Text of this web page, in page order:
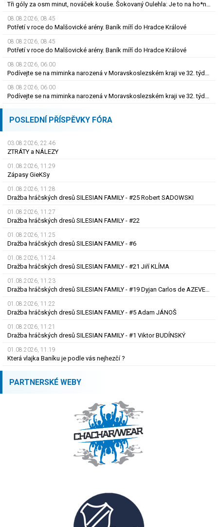
Tři góly za osm minut, nováček kouše. Šokovaný Oulehla: Je to na ho*no, řešíme posily
08.08.2026, 08.45
Potřetí v roce do Malšovické arény. Baník míří do Hradce Králové
08.08.2026, 08.45
Potřetí v roce do Malšovické arény. Baník míří do Hradce Králové
08.08.2026, 06.00
Podívejte se na miminka narozená v Moravskoslezském kraji ve 32. týdnu roku 2026
08.08.2026, 06.00
Podívejte se na miminka narozená v Moravskoslezském kraji ve 32. týdnu roku 2026
POSLEDNÍ PŘÍSPĚVKY FÓRA
03.08.2026, 22.46
ZTRÁTY a NÁLEZY
01.08.2026, 11.29
Zápasy GieKSy
01.08.2026, 11.28
Dražba hráčských dresů SILESIAN FAMILY - #25 Robert SADOWSKI
01.08.2026, 11.27
Dražba hráčských dresů SILESIAN FAMILY - #22
01.08.2026, 11.25
Dražba hráčských dresů SILESIAN FAMILY - #6
01.08.2026, 11.24
Dražba hráčských dresů SILESIAN FAMILY - #21 Jiří KLÍMA
01.08.2026, 11.23
Dražba hráčských dresů SILESIAN FAMILY - #19 Dyjan Carlos de AZEVEDO
01.08.2026, 11.22
Dražba hráčských dresů SILESIAN FAMILY - #5 Adam JÁNOŠ
01.08.2026, 11.21
Dražba hráčských dresů SILESIAN FAMILY - #1 Viktor BUDÍNSKÝ
01.08.2026, 11.19
Která vlajka Baníku je podle vás nejhezčí ?
PARTNERSKÉ WEBY